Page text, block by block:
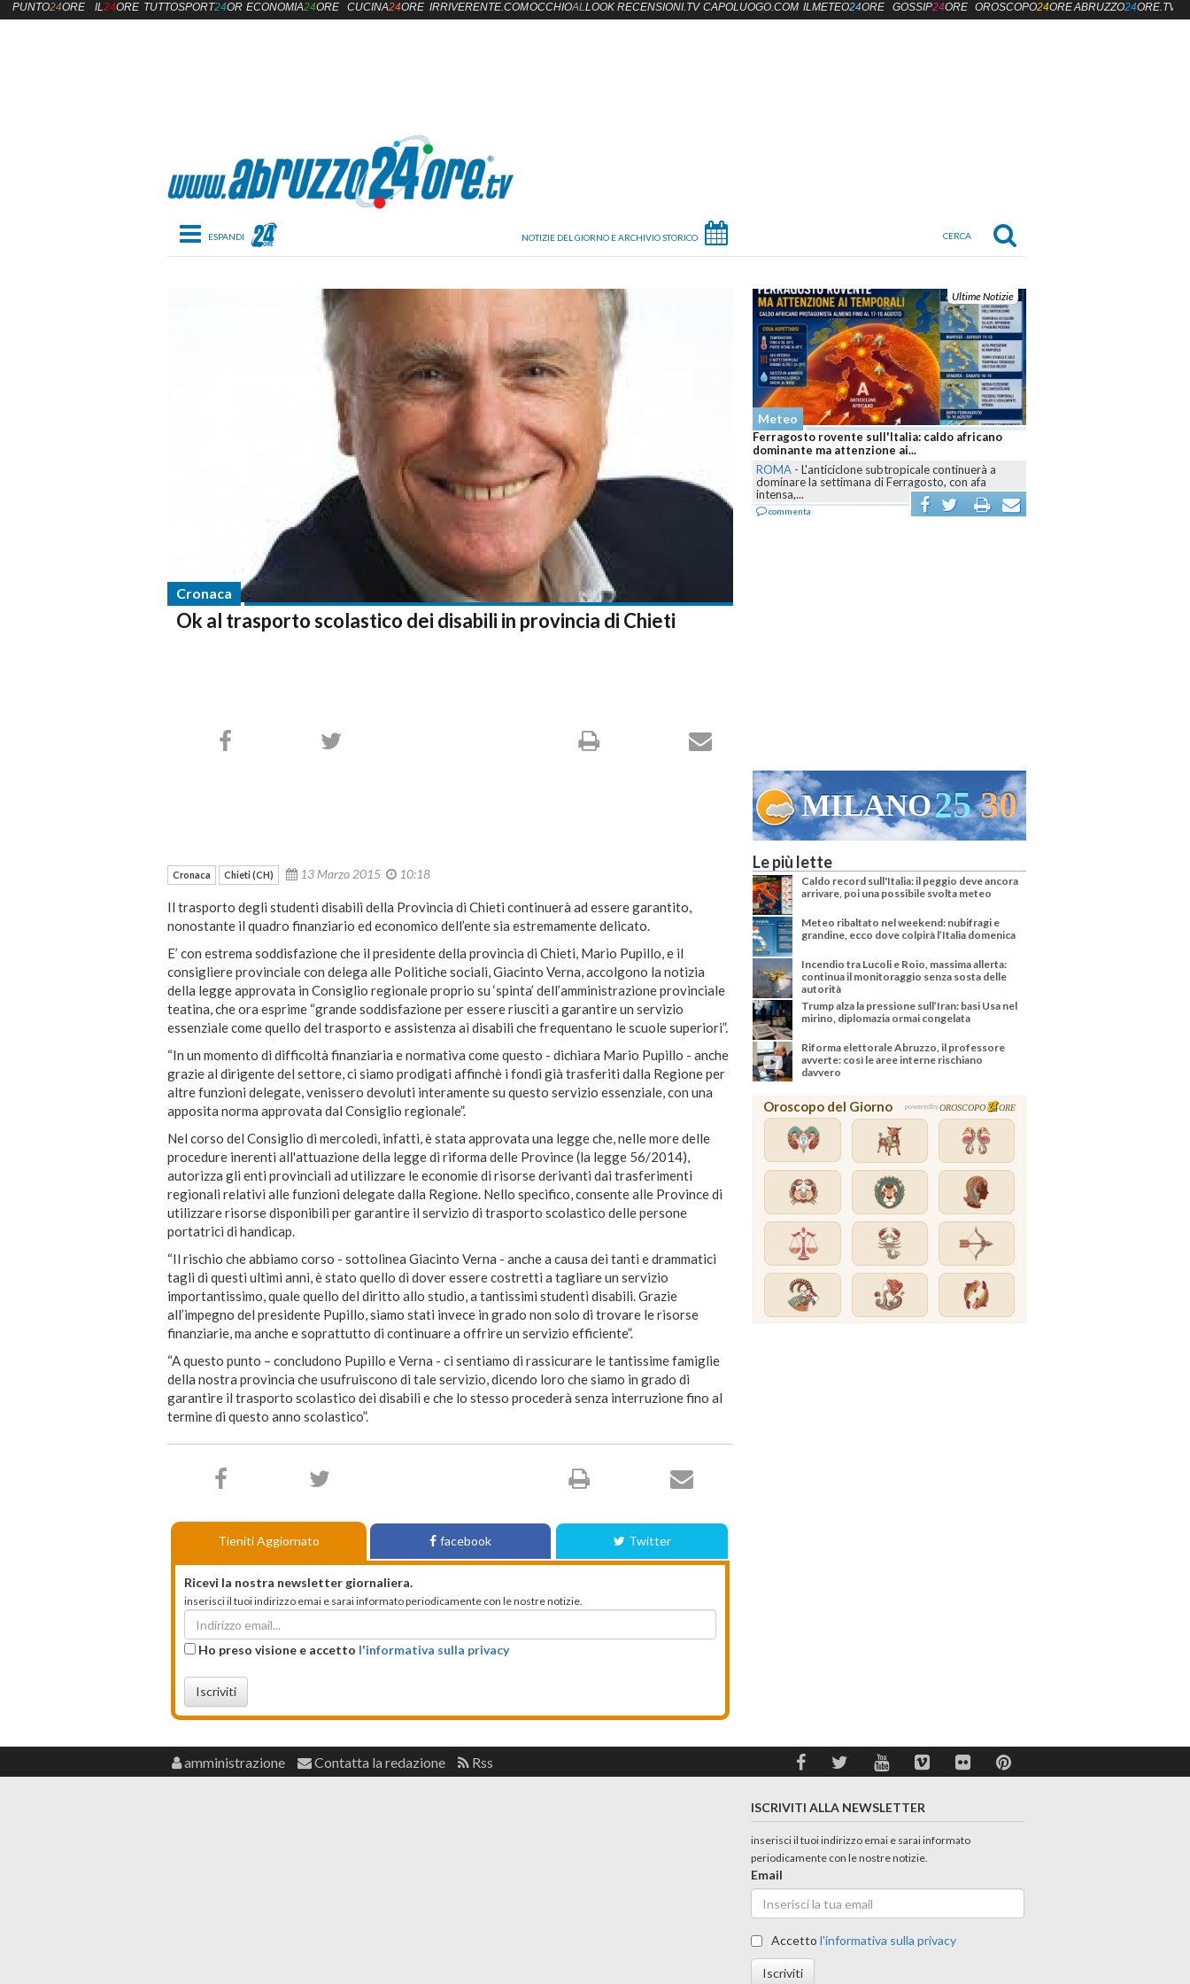
Toggle navigation
Cronaca
Ok al trasporto scolastico dei disabili in provincia di Chieti
Ultime Notizie
Meteo
Ferragosto rovente sull'Italia: caldo africano
dominante ma attenzione ai...
ROMA
L'anticiclone subtropicale continuerà a
dominare la settimana di Ferragosto, con afa
intensa,...
Meteo
Caldo africano senza tregua: Ferragosto
bollente e cresce l'allarme siccità anche...
ROMA-L'anticiclone africano continuerà a
dominare l'Italia almeno fino alla seconda metà di
25 30 VENEZIA25
Cronaca Chieti (CH) 13 Marzo 2015 10:18
Il trasporto degli studenti disabili della Provincia di Chieti continuerà ad essere garantito,
nonostante il quadro finanziario ed economico dell’ente sia estremamente delicato.
E’ con estrema soddisfazione che il presidente della provincia di Chieti, Mario Pupillo, e il
consigliere provinciale con delega alle Politiche sociali, Giacinto Verna, accolgono la notizia
della legge approvata in Consiglio regionale proprio su ‘spinta’ dell’amministrazione provinciale
teatina, che ora esprime “grande soddisfazione per essere riusciti a garantire un servizio
essenziale come quello del trasporto e assistenza ai disabili che frequentano le scuole superiori”.
“In un momento di difficoltà finanziaria e normativa come questo - dichiara Mario Pupillo - anche
grazie al dirigente del settore, ci siamo prodigati affinchè i fondi già trasferiti dalla Regione per
altre funzioni delegate, venissero devoluti interamente su questo servizio essenziale, con una
apposita norma approvata dal Consiglio regionale”.
Nel corso del Consiglio di mercoledì, infatti, è stata approvata una legge che, nelle more delle
procedure inerenti all'attuazione della legge di riforma delle Province (la legge 56/2014),
autorizza gli enti provinciali ad utilizzare le economie di risorse derivanti dai trasferimenti
regionali relativi alle funzioni delegate dalla Regione. Nello specifico, consente alle Province di
utilizzare risorse disponibili per garantire il servizio di trasporto scolastico delle persone
portatrici di handicap.
“Il rischio che abbiamo corso - sottolinea Giacinto Verna - anche a causa dei tanti e drammatici
tagli di questi ultimi anni, è stato quello di dover essere costretti a tagliare un servizio
importantissimo, quale quello del diritto allo studio, a tantissimi studenti disabili. Grazie
all’impegno del presidente Pupillo, siamo stati invece in grado non solo di trovare le risorse
finanziarie, ma anche e soprattutto di continuare a offrire un servizio efficiente”.
“A questo punto – concludono Pupillo e Verna - ci sentiamo di rassicurare le tantissime famiglie
della nostra provincia che usufruiscono di tale servizio, dicendo loro che siamo in grado di
garantire il trasporto scolastico dei disabili e che lo stesso procederà senza interruzione fino al
termine di questo anno scolastico”.
Tieniti Aggiornato facebook Twitter
Ricevi la nostra newsletter giornaliera.
inserisci il tuoi indirizzo emai e sarai informato periodicamente con le nostre notizie.
Ho preso visione e accetto l'informativa sulla privacy
Iscriviti
Le più lette
Caldo record sull'Italia: il peggio deve ancora
arrivare, poi una possibile svolta meteo
Meteo ribaltato nel weekend: nubifragi e
grandine, ecco dove colpirà l’Italia domenica
Incendio tra Lucoli e Roio, massima allerta:
continua il monitoraggio senza sosta delle
autorità
Trump alza la pressione sull’Iran: basi Usa nel
mirino, diplomazia ormai congelata
Riforma elettorale Abruzzo, il professore
avverte: così le aree interne rischiano
davvero
Oroscopo del Giorno powered byOROSCOPO ORE
PUNTO24ORE IL24ORE TUTTOSPORT24OREECONOMIA24ORE CUCINA24ORE IRRIVERENTE.COMOCCHIOALLOOK RECENSIONI.TV CAPOLUOGO.COM ILMETEO24ORE GOSSIP24ORE OROSCOPO24OREABRUZZO24ORE.TV
amministrazione Contatta la redazione Rss
ISCRIVITI ALLA NEWSLETTER
inserisci il tuoi indirizzo emai e sarai informato
periodicamente con le nostre notizie.
Email
Accettol'informativa sulla privacy
Iscriviti